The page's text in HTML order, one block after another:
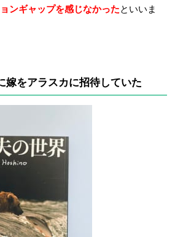
ンギャップを感じなかったといいま
嫁をアラスカに招待していた